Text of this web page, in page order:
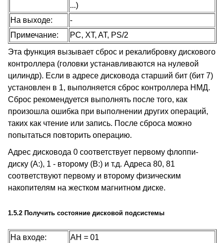
...)
На выходе:
-
Примечание:
PC, XT, AT, PS/2
Эта функция вызывает сброс и рекалибровку дискового
контроллера (головки устанавливаются на нулевой
цилиндр). Если в адресе дисковода старший бит (бит 7)
установлен в 1, выполняется сброс контроллера НМД.
Сброс рекомендуется выполнять после того, как
произошла ошибка при выполнении других операций,
таких как чтение или запись. После сброса можно
попытаться повторить операцию.
Адрес дисковода 0 соответствует первому флоппи-
диску (A:), 1 - второму (B:) и т.д. Адреса 80, 81
соответствуют первому и второму физическим
накопителям на жестком магнитном диске.
1.5.2 Получить состояние дисковой подсистемы
На входе:
AH = 01